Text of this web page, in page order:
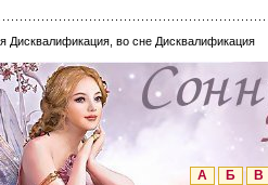
Дисквалификация, во сне Дисквалификация
А Б В